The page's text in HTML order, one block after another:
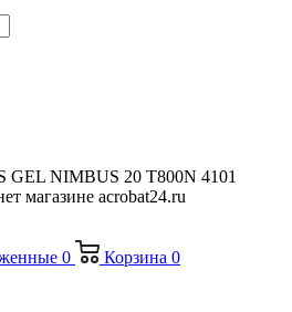
GEL NIMBUS 20 T800N 4101
магазине acrobat24.ru
0 Корзина 0